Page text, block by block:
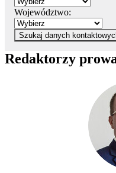
Województwo:
Szukaj danych
Redaktorzy